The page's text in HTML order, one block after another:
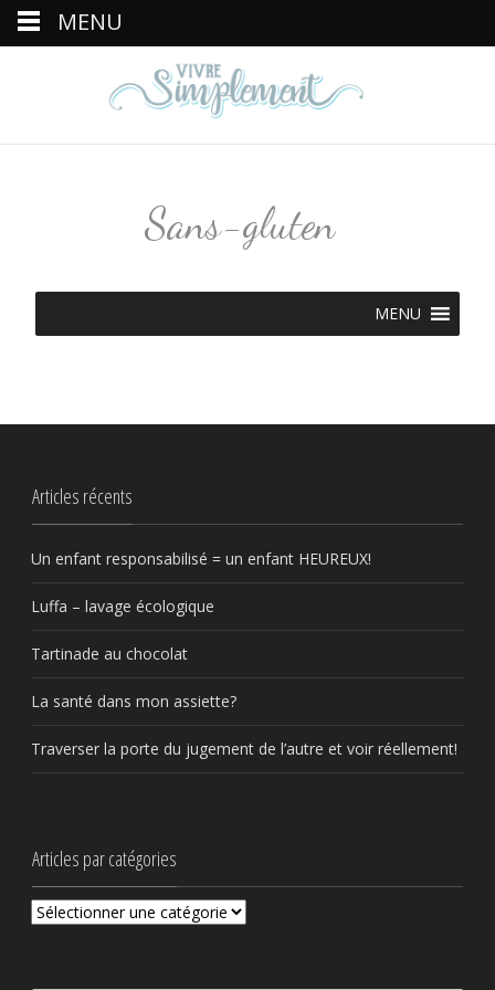
Sans-gluten
MENU
Articles récents
Un enfant responsabilisé = un enfant HEUREUX!
Luffa – lavage écologique
Tartinade au chocolat
La santé dans mon assiette?
Traverser la porte du jugement de l’autre et voir réellement!
Articles par catégories
Articles
MENU